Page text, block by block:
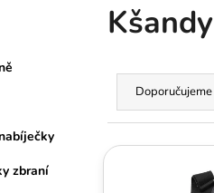
zbraní
Kšandy
Ř
z
e
Doporučujeme
V